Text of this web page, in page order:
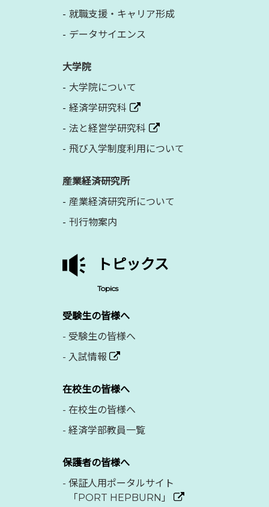
就職支援・キャリア形成
データサイエンス
大学院
大学院について
経済学研究科
法と経営学研究科
飛び入学制度利用について
産業経済研究所
産業経済研究所について
刊行物案内
トピックス
Topics
受験生の皆様へ
- 受験生の皆様へ
- 入試情報
在校生の皆様へ
- 在校生の皆様へ
- 経済学部教員一覧
保護者の皆様へ
- 保証人用ポータルサイト
「PORT HEPBURN」